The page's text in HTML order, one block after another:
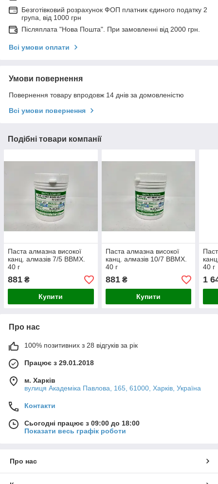
Безготівковий розрахунок ФОП платник єдиного податку 2
група, від 1000 грн
Післяплата "Нова Пошта". При замовленні від 2000 грн.
Всі умови оплати
Умови повернення
Повернення товару впродовж 14 днів за домовленістю
Всі умови повернення
Подібні товари компанії
Паста алмазна високої
канц. алмазів 7/5 ВВМХ.
40 г
881 ₴
Купити
Паста алмазна високої
канц. алмазів 10/7 ВВМХ.
40 г
881₴
Купити
40 г
1
Про нас
100% позитивних з 28 відгуків за рік
Працює з 29.01.2018
м. Харків
вулиця Академіка Павлова, 165, 61000, Харків, Україна
Контакти
Сьогодні працює з 09:00 до 18:00
Показати весь графік роботи
Про нас